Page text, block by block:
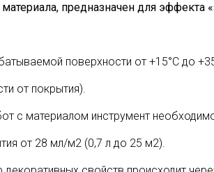
предназначен для эффекта
поверхности от +15°С до
от покрытия).
с материалом инструмент
от 28 мл/м2 (0,7 л до 25 м2).